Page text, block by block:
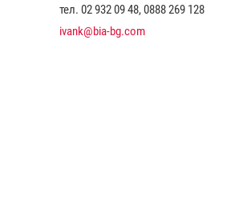
тел. 02 932 09 48, 0888 269 128
ivank@bia-bg.com